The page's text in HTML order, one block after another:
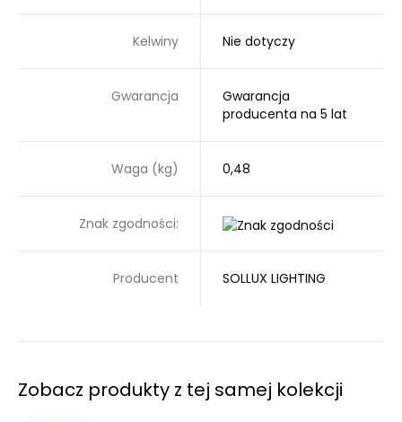
Kelwiny Nie dotyczy
Gwarancja
Gwarancja
producenta na 5 lat
Waga (kg) 0,48
Znak zgodności:
Producent SOLLUX LIGHTING
Zobacz produkty z tej samej kolekcji